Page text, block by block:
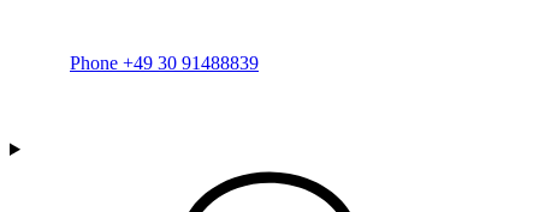
Phone +49 30 91488839